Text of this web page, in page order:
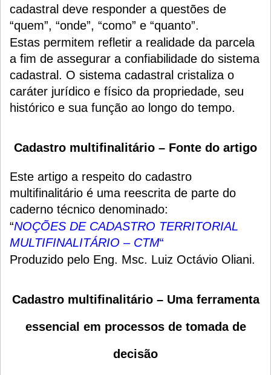
cadastral deve responder a questões de
“quem”, “onde”, “como” e “quanto”.
Estas permitem refletir a realidade da parcela
a fim de assegurar a confiabilidade do sistema
cadastral. O sistema cadastral cristaliza o
caráter jurídico e físico da propriedade, seu
histórico e sua função ao longo do tempo.
Cadastro multifinalitário – Fonte do artigo
Este artigo a respeito do cadastro
multifinalitário é uma reescrita de parte do
caderno técnico denominado:
“NOÇÕES DE CADASTRO TERRITORIAL
MULTIFINALITÁRIO – CTM“
Produzido pelo Eng. Msc. Luiz Octávio Oliani.
Cadastro multifinalitário – Uma ferramenta
essencial em processos de tomada de
decisão